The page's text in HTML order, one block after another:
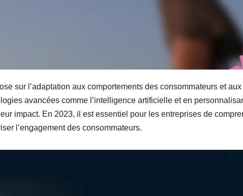
sur l’adaptation aux comportements des consommateurs et aux
avancées comme l’intelligence artificielle et en
impact. En 2023, il est essentiel pour les entreprises de
l’engagement des consommateurs.